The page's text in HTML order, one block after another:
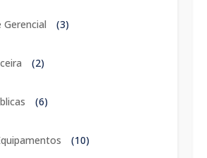
(3)
(2)
(6)
(10)